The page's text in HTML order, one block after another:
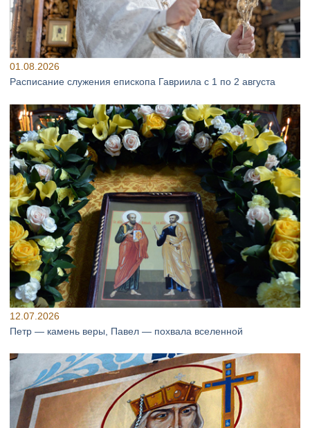
01.08.2026
Расписание служения епископа Гавриила с 1 по 2 августа
12.07.2026
Петр — камень веры, Павел — похвала вселенной